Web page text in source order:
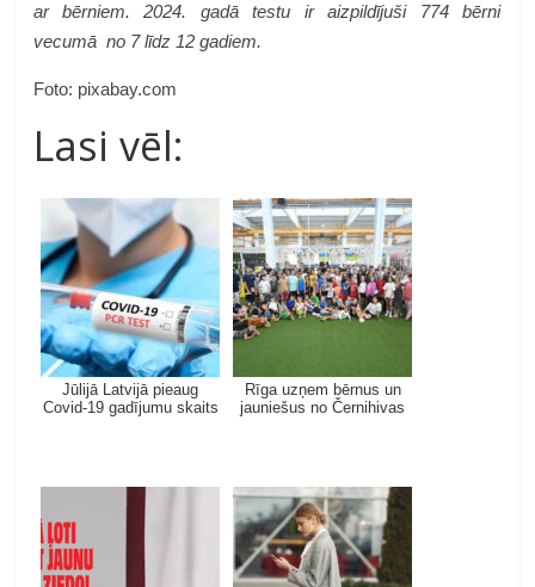
ar bērniem.2024. gadā testu ir aizpildījuši 774 bērni
vecumā no 7 līdz 12 gadiem.
Foto: pixabay.com
Lasi vēl:
Jūlijā Latvijā pieaug
Covid-19 gadījumu skaits
Rīga uzņem bērnus un
jauniešus no Černihivas